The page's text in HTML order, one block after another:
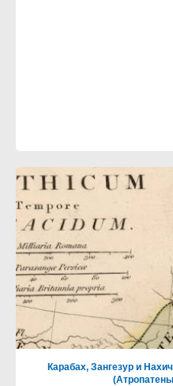
Карабах, Зангезур и